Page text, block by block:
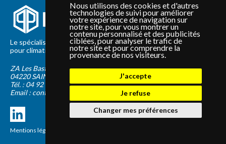
Nous utilisons des cookies et d'autres
technologies de suivi pour améliorer
votre expérience de navigation sur
notre site, pour vous montrer un
contenu personnalisé et des publicités
ciblées, pour analyser le trafic de
notre site et pour comprendre la
provenance de nos visiteurs.
J'accepte
Je refuse
Changer mes préférences
Le spécialiste depuis 2012 de la vente de pièces détachées
pour climatisation et Pompe à Chaleur Panasonic et Sanyo
ZA Les Bastides Blanches
04220 SAINTE-TULLE
Tél. : 04 92 75 89 55
Email : contact@panapieces.com
Mentions légales